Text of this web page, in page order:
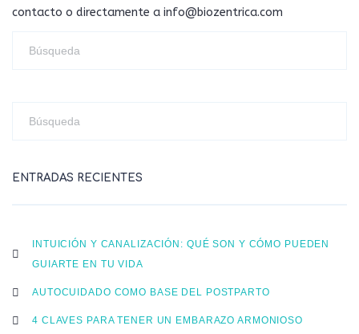
contacto o directamente a info@biozentrica.com
ENTRADAS RECIENTES
INTUICIÓN Y CANALIZACIÓN: QUÉ SON Y CÓMO PUEDEN
GUIARTE EN TU VIDA
AUTOCUIDADO COMO BASE DEL POSTPARTO
4 CLAVES PARA TENER UN EMBARAZO ARMONIOSO